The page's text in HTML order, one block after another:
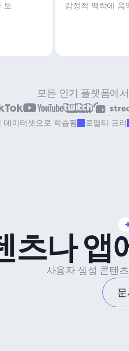
보
감정적 맥락에 음
모든 인기 플랫폼에
데이터셋으로 학습됨 로열티 프리
츠나 앱
사용자 생성 콘텐